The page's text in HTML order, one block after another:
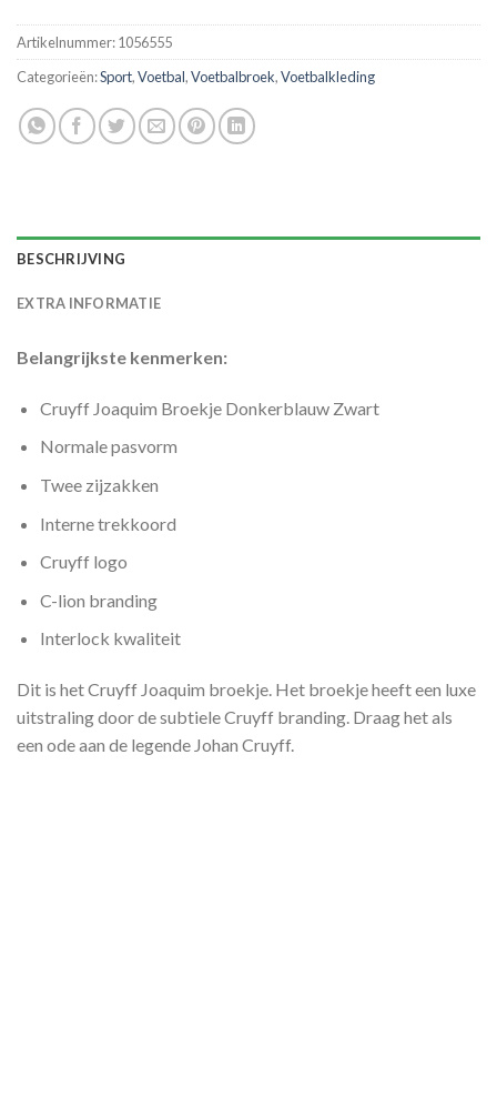
Artikelnummer:1056555
Categorieën:Sport,Voetbal,Voetbalbroek,Voetbalkleding
BESCHRIJVING
EXTRA INFORMATIE
Belangrijkste kenmerken:
Cruyff Joaquim Broekje Donkerblauw Zwart
Normale pasvorm
Twee zijzakken
Interne trekkoord
Cruyff logo
C-lion branding
Interlock kwaliteit
Dit is het Cruyff Joaquim broekje. Het broekje heeft een luxe
uitstraling door de subtiele Cruyff branding. Draag het als
een ode aan de legende Johan Cruyff.